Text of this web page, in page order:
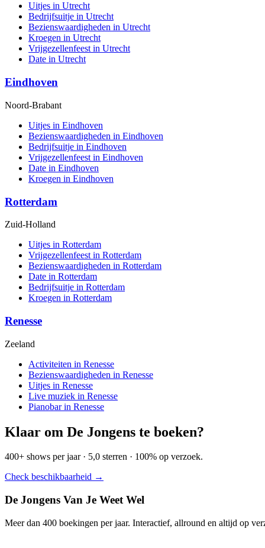
Uitjes in Utrecht
Bedrijfsuitje in Utrecht
Bezienswaardigheden in Utrecht
Kroegen in Utrecht
Vrijgezellenfeest in Utrecht
Date in Utrecht
Eindhoven
Noord-Brabant
Uitjes in Eindhoven
Bezienswaardigheden in Eindhoven
Bedrijfsuitje in Eindhoven
Vrijgezellenfeest in Eindhoven
Date in Eindhoven
Kroegen in Eindhoven
Rotterdam
Zuid-Holland
Uitjes in Rotterdam
Vrijgezellenfeest in Rotterdam
Bezienswaardigheden in Rotterdam
Date in Rotterdam
Bedrijfsuitje in Rotterdam
Kroegen in Rotterdam
Renesse
Zeeland
Activiteiten in Renesse
Bezienswaardigheden in Renesse
Uitjes in Renesse
Live muziek in Renesse
Pianobar in Renesse
Klaar om De Jongens te boeken?
400+ shows per jaar · 5,0 sterren · 100% op verzoek.
Check beschikbaarheid →
De Jongens Van Je Weet Wel
Meer dan 400 boekingen per jaar. Interactief, allround en altijd op